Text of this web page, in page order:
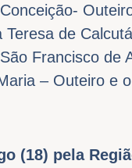
de
Francisco de
– Outeiro e
(18) pela